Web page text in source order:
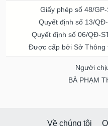
Giấy phép số 48/
Quyết định số 13/
Quyết định số 06/QĐ-
Được cấp bởi Sở Thông
Người
BÀ PHẠM
Về chúng tôi